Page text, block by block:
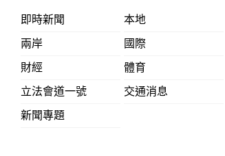
即時新聞
本地
兩岸
國際
財經
體育
立法會道一號
交通消息
新聞專題